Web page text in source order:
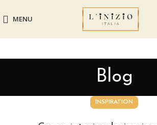
MENU
Blog
INSPIRATION